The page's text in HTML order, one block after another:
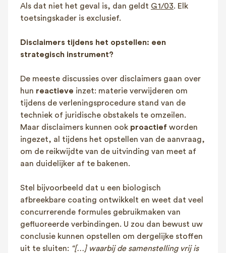
Als dat niet het geval is, dan geldt G 1/03. Elk
toetsingskader is exclusief.
Disclaimers tijdens het opstellen: een
strategisch instrument?
De meeste discussies over disclaimers gaan over
hun reactieve inzet: materie verwijderen om
tijdens de verleningsprocedure stand van de
techniek of juridische obstakels te omzeilen.
Maar disclaimers kunnen ook proactief worden
ingezet, al tijdens het opstellen van de aanvraag,
om de reikwijdte van de uitvinding van meet af
aan duidelijker af te bakenen.
Stel bijvoorbeeld dat u een biologisch
afbreekbare coating ontwikkelt en weet dat veel
concurrerende formules gebruikmaken van
gefluoreerde verbindingen. U zou dan bewust uw
conclusie kunnen opstellen om dergelijke stoffen
uit te sluiten: “[…] waarbij de samenstelling vrij is